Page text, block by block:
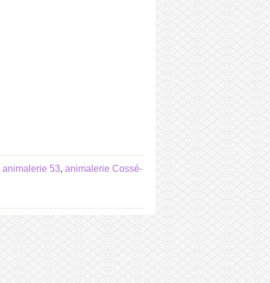
animalerie 53, animalerie Cossé-